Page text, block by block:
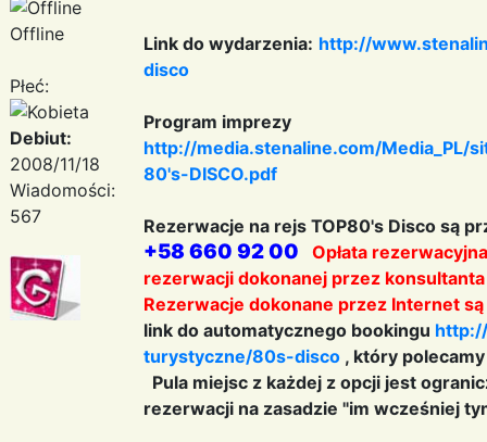
Offline
Płeć:
Debiut:
2008/11/18
Wiadomości:
567
Link do wydarzenia: http://
disco
Program imprezy
http://media.stenaline.com/Media_PL/
80's-DISCO.pdf
Rezerwacje na rejs TOP80's Disco są
+58 660 92 00
Opłata
rezerwacji dokonanej przez
Rezerwacje dokonane przez Internet
link do automatycznego bookingu
turystyczne/80s-disco , który
Pula miejsc z każdej z opcji jest
rezerwacji na zasadzie "im wcześniej